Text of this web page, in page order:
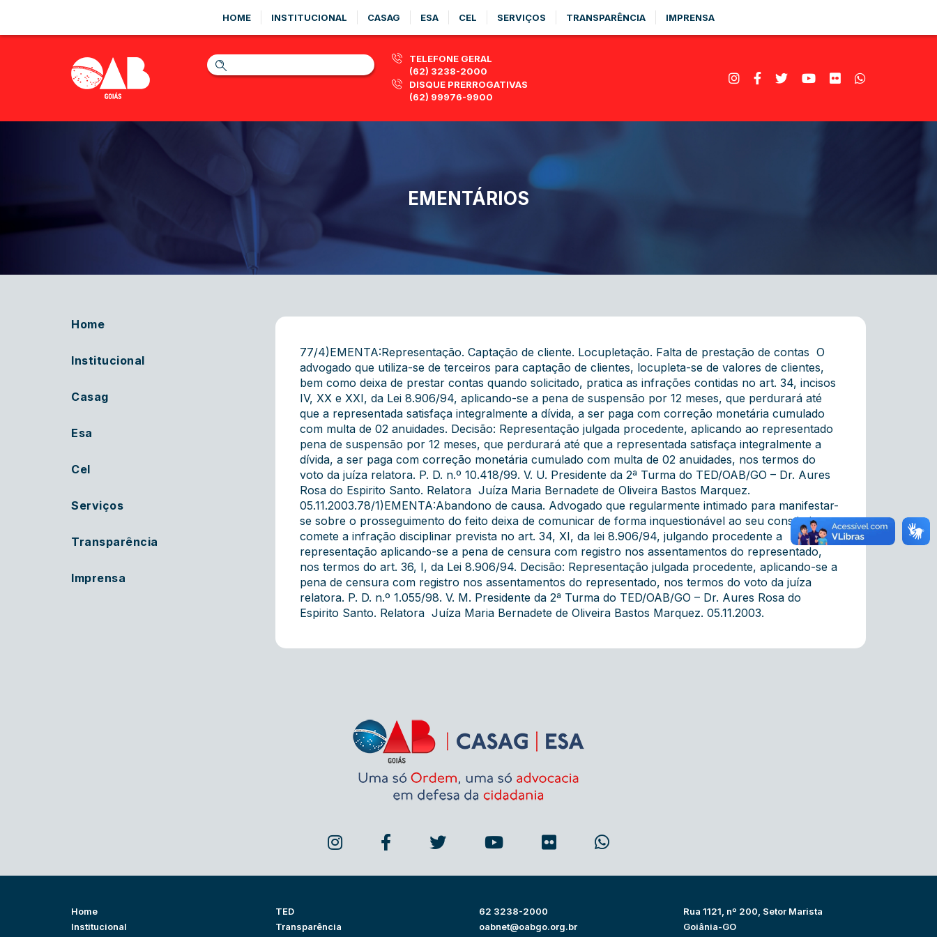
HOME INSTITUCIONAL CASAG ESA CEL SERVIÇOS TRANSPARÊNCIA IMPRENSA
TELEFONE GERAL
(62) 3238-2000
DISQUE PRERROGATIVAS
(62) 99976-9900
EMENTÁRIOS
Home
Institucional
Casag
Esa
Cel
Serviços
Transparência
Imprensa
77/4)EMENTA:Representação. Captação de cliente. Locupletação. Falta de prestação de contas  O
advogado que utiliza-se de terceiros para captação de clientes, locupleta-se de valores de clientes,
bem como deixa de prestar contas quando solicitado, pratica as infrações contidas no art. 34, incisos
IV, XX e XXI, da Lei 8.906/94, aplicando-se a pena de suspensão por 12 meses, que perdurará até
que a representada satisfaça integralmente a dívida, a ser paga com correção monetária cumulado
com multa de 02 anuidades. Decisão: Representação julgada procedente, aplicando ao representado
pena de suspensão por 12 meses, que perdurará até que a representada satisfaça integralmente a
dívida, a ser paga com correção monetária cumulado com multa de 02 anuidades, nos termos do
voto da juíza relatora. P. D. n.º 10.418/99. V. U. Presidente da 2ª Turma do TED/OAB/GO – Dr. Aures
Rosa do Espirito Santo. Relatora  Juíza Maria Bernadete de Oliveira Bastos Marquez.
05.11.2003.78/1)EMENTA:Abandono de causa. Advogado que regularmente intimado para manifestar-
se sobre o prosseguimento do feito deixa de comunicar de forma inquestionável ao seu constituinte,
comete a infração disciplinar prevista no art. 34, XI, da lei 8.906/94, julgando procedente a
representação aplicando-se a pena de censura com registro nos assentamentos do representado,
nos termos do art. 36, I, da Lei 8.906/94. Decisão: Representação julgada procedente, aplicando-se a
pena de censura com registro nos assentamentos do representado, nos termos do voto da juíza
relatora. P. D. n.º 1.055/98. V. M. Presidente da 2ª Turma do TED/OAB/GO – Dr. Aures Rosa do
Espirito Santo. Relatora  Juíza Maria Bernadete de Oliveira Bastos Marquez. 05.11.2003.
Home
Institucional
TED
Transparência
62 3238-2000
oabnet@oabgo.org.br
Rua 1121, nº 200, Setor Marista
Goiânia-GO